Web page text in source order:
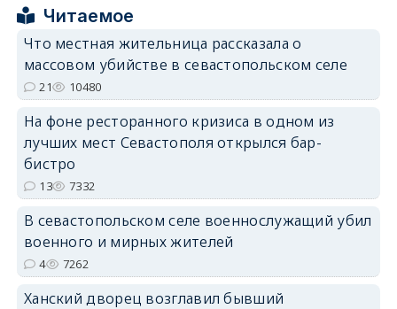
Читаемое
Что местная жительница рассказала о
массовом убийстве в севастопольском селе
21 10480
На фоне ресторанного кризиса в одном из
лучших мест Севастополя открылся бар-
бистро
13 7332
В севастопольском селе военнослужащий убил
военного и мирных жителей
4 7262
Ханский дворец возглавил бывший